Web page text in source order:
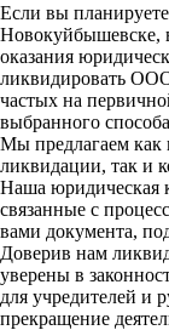
Если вы
Новокуйбышевске,
оказания
ликвидировать
частых на
выбранного
Мы предлагаем как
ликвидации, так и
Наша юридическая
связанные с
вами документа,
Доверив нам
уверены в
для учредителей и
прекращение